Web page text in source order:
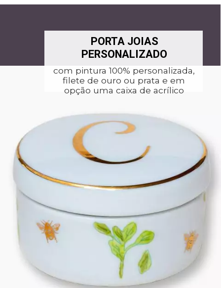
PORTA JOIAS
PERSONALIZADO
com pintura 100% personalizada,
filete de ouro ou prata e em
opção uma caixa de acrílico